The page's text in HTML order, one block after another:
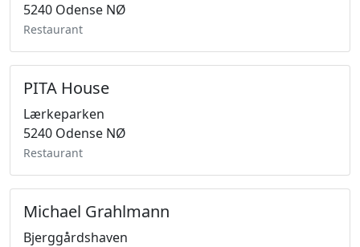
5240 Odense NØ
Restaurant
PITA House
Lærkeparken
5240 Odense NØ
Restaurant
Michael Grahlmann
Bjerggårdshaven